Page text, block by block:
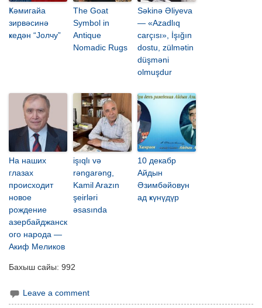
Ҝәмигайа
зирвәсинә
ҝедән “Јолчу”
The Goat
Symbol in
Antique
Nomadic Rugs
Səkinə Əliyeva
— «Azadlıq
carçısı», İşığın
dostu, zülmətin
düşməni
olmuşdur
На наших
глазах
происходит
новое
рождение
азербайджанск
ого народа —
Акиф Меликов
işıqlı və
rəngarəng,
Kamil Arazın
şeirləri
əsasında
10 декабр
Айдын
Әзимбәйовун
ад ҝүнүдүр
Бахыш сайы: 992
Leave a comment